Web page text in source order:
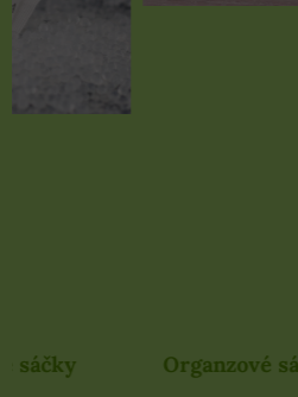
Organzové sáčky 9x12 cm